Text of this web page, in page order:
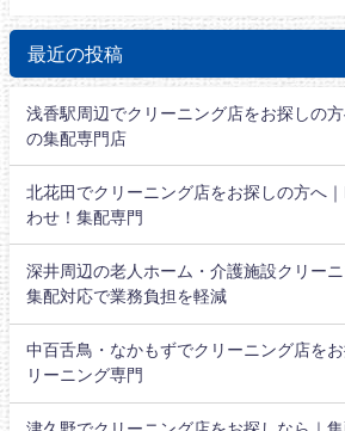
最近の投稿
浅香駅周辺でクリーニング店をお探しの
の集配専門店
北花田でクリーニング店をお探しの方へ
わせ！集配専門
深井周辺の老人ホーム・介護施設クリーニ
集配対応で業務負担を軽減
中百舌鳥・なかもずでクリーニング店を
リーニング専門